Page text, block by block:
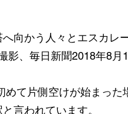
へ向かう人々とエスカ
影、毎日新聞2018年8月
言われています。